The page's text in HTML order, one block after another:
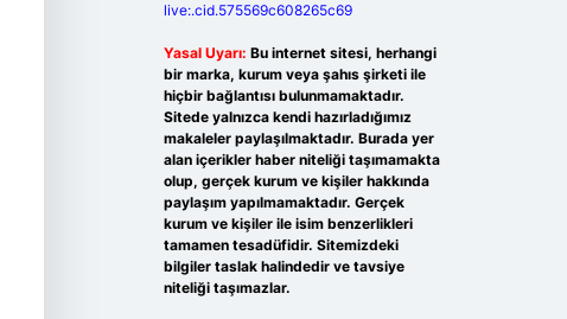
live:.cid.575569c608265c69
Yasal Uyarı: Bu internet sitesi, herhangi
bir marka, kurum veya şahıs şirketi ile
hiçbir bağlantısı bulunmamaktadır.
Sitede yalnızca kendi hazırladığımız
makaleler paylaşılmaktadır. Burada yer
alan içerikler haber niteliği taşımamakta
olup, gerçek kurum ve kişiler hakkında
paylaşım yapılmamaktadır. Gerçek
kurum ve kişiler ile isim benzerlikleri
tamamen tesadüfidir. Sitemizdeki
bilgiler taslak halindedir ve tavsiye
niteliği taşımazlar.